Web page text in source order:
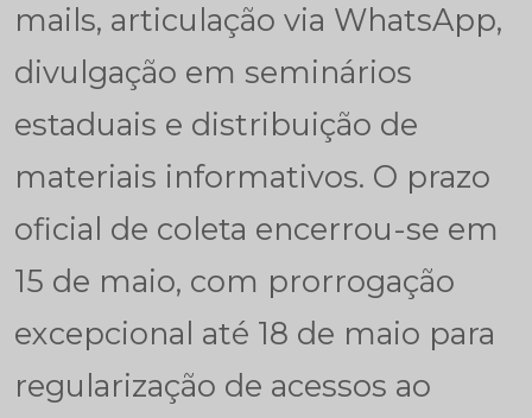
mails, articulação via WhatsApp,
divulgação em seminários
estaduais e distribuição de
materiais informativos. O prazo
oficial de coleta encerrou-se em
15 de maio, com prorrogação
excepcional até 18 de maio para
regularização de acessos ao